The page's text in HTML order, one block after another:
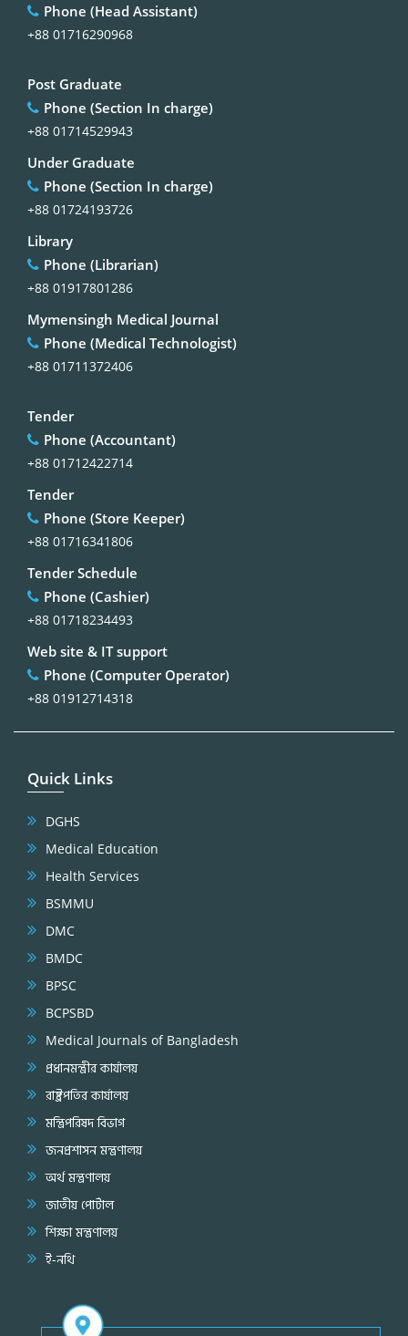
Phone (Head Assistant)
+88 01716290968
Post Graduate
Phone (Section In charge)
+88 01714529943
Under Graduate
Phone (Section In charge)
+88 01724193726
Library
Phone (Librarian)
+88 01917801286
Mymensingh Medical Journal
Phone (Medical Technologist)
+88 01711372406
Tender
Phone (Accountant)
+88 01712422714
Tender
Phone (Store Keeper)
+88 01716341806
Tender Schedule
Phone (Cashier)
+88 01718234493
Web site & IT support
Phone (Computer Operator)
+88 01912714318
Quick Links
DGHS
Medical Education
Health Services
BSMMU
DMC
BMDC
BPSC
BCPSBD
Medical Journals of Bangladesh
প্রধানমন্ত্রীর কার্যালয়
রাষ্ট্রপতির কার্যালয়
মন্ত্রিপরিষদ বিভাগ
জনপ্রশাসন মন্ত্রণালয়
অর্থ মন্ত্রণালয়
জাতীয় পোর্টাল
শিক্ষা মন্ত্রণালয়
ই-নথি